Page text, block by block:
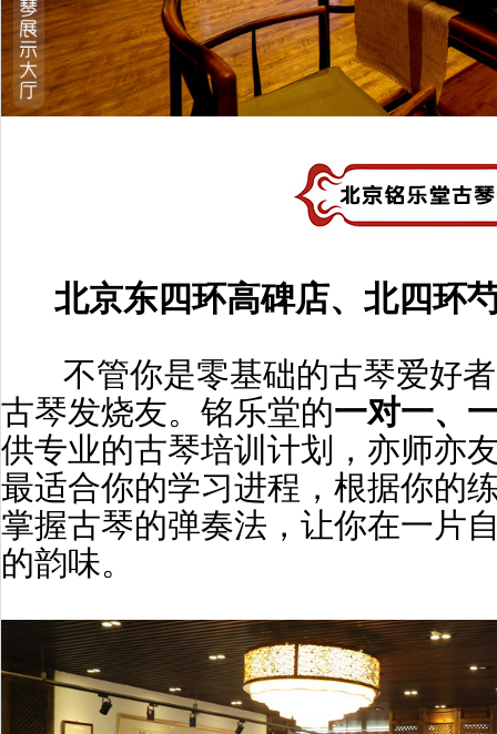
北京东四环高碑店、北四环
不管你是零基础的古琴爱好者
古琴发烧友。铭乐堂的一对一、
供专业的古琴培训计划，亦师亦
最适合你的学习进程，根据你的
掌握古琴的弹奏法，让你在一片
的韵味。